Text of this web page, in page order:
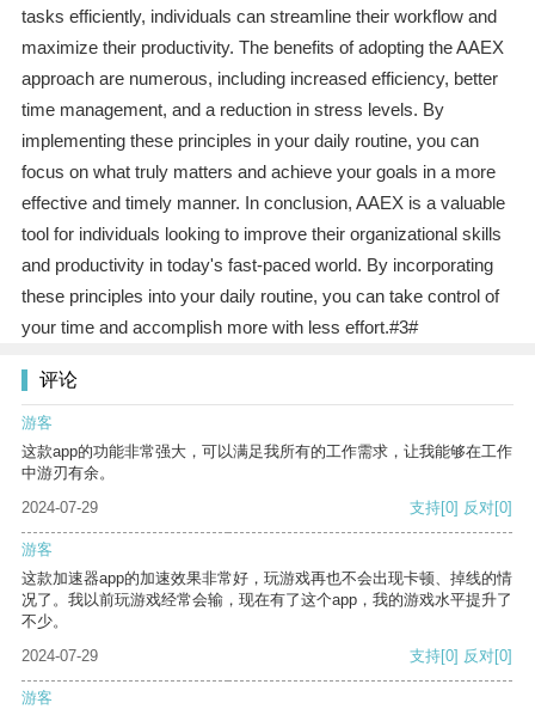
tasks efficiently, individuals can streamline their workflow and
maximize their productivity. The benefits of adopting the AAEX
approach are numerous, including increased efficiency, better
time management, and a reduction in stress levels. By
implementing these principles in your daily routine, you can
focus on what truly matters and achieve your goals in a more
effective and timely manner. In conclusion, AAEX is a valuable
tool for individuals looking to improve their organizational skills
and productivity in today's fast-paced world. By incorporating
these principles into your daily routine, you can take control of
your time and accomplish more with less effort.#3#
评论
游客
这款app的功能非常强大，可以满足我所有的工作需求，让我能够在工作
中游刃有余。
2024-07-29
支持[0] 反对[0]
游客
这款加速器app的加速效果非常好，玩游戏再也不会出现卡顿、掉线的情
况了。我以前玩游戏经常会输，现在有了这个app，我的游戏水平提升了
不少。
2024-07-29
支持[0] 反对[0]
游客